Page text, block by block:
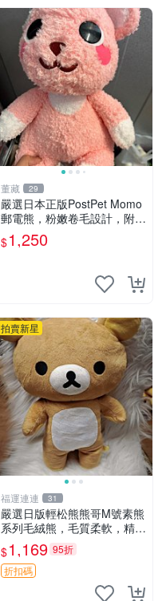
董藏 29
嚴選日本正版PostPet Momo
郵電熊，粉嫩卷毛設計，附原
裝包裝與吊牌，超Recomme
nded收藏品 1095 玩偶 包裝
$1,250
拍賣新星
福運連連 31
嚴選日版輕松熊熊哥M號素熊
系列毛絨熊，毛質柔軟，精緻
可愛，尺寸35cm，保存狀態
優異。收藏或贈送皆為佳選。
中古 毛絨熊 毛玩偶
$1,169 95折
折扣碼